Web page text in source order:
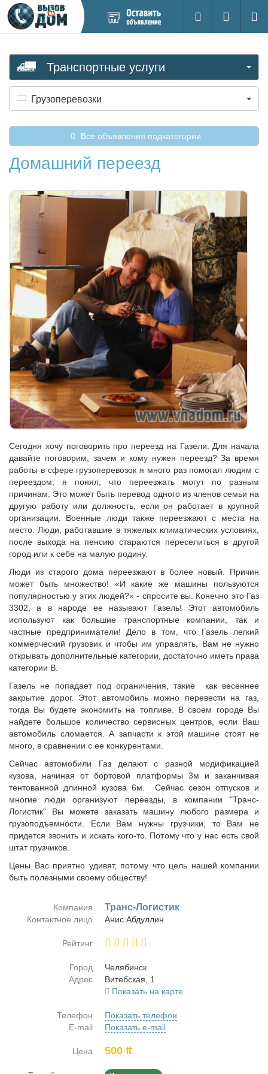
новое
Поиск
Вход на
Транспортные услуги
Грузоперевозки
Все объявления подкатегории
Домашний переезд
Сегодня хочу поговорить про переезд на Газели. Для начала
давайте поговорим, зачем и кому нужен переезд? За время
работы в сфере грузоперевозок я много раз помогал людям с
переездом, я понял, что переезжать могут по разным
причинам. Это может быть перевод одного из членов семьи на
другую работу или должность, если он работает в крупной
организации. Военные люди также переезжают с места на
место. Люди, работавшие в тяжелых климатических условиях,
после выхода на пенсию стараются переселиться в другой
город или к себе на малую родину.
Люди из старого дома переезжают в более новый. Причин
может быть множество! «И какие же машины пользуются
популярностью у этих людей?» - спросите вы. Конечно это Газ
3302, а в народе ее называют Газель! Этот автомобиль
используют как большие транспортные компании, так и
частные предприниматели! Дело в том, что Газель легкий
коммерческий грузовик и чтобы им управлять, Вам не нужно
открывать дополнительные категории, достаточно иметь права
категории В.
Газель не попадает под ограничения, такие как весеннее
закрытие дорог. Этот автомобиль можно перевести на газ,
тогда Вы будете экономить на топливе. В своем городе Вы
найдете большое количество сервисных центров, если Ваш
автомобиль сломается. А запчасти к этой машине стоят не
много, в сравнении с ее конкурентами.
Сейчас автомобили Газ делают с разной модификацией
кузова, начиная от бортовой платформы 3м и заканчивая
тентованной длинной кузова 6м. Сейчас сезон отпусков и
многие люди организуют переезды, в компании "Транс-
Логистик" Вы можете заказать машину любого размера и
грузоподъемности. Если Вам нужны грузчики, то Вам не
придется звонить и искать кого-то. Потому что у нас есть свой
штат грузчиков.
Цены Вас приятно удивят, потому что цель нашей компании
быть полезными своему обществу!
Компания Транс-Ло­ги­стик
Контактное лицо Анис Аб­дул­лин
Рейтинг
Город
Че­ля­бинск
Адрес
Ви­теб­ская, 1
Показать на карте
Телефон
Показать телефон
E-mail
Показать e-mail
Цена 500 ₶